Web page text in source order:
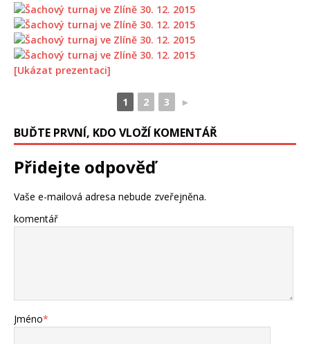
[Ukázat prezentaci]
1 2 3 ►
BUĎTE PRVNÍ, KDO VLOŽÍ KOMENTÁŘ
Přidejte odpověď
Vaše e-mailová adresa nebude zveřejněna.
komentář
Jméno*